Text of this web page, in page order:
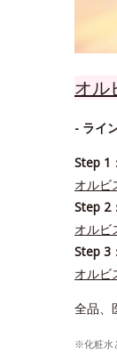
オル
- ライ
Step 1
オルビ
Step 2
オルビ
Step 3
オルビ
全品、
※化粧水